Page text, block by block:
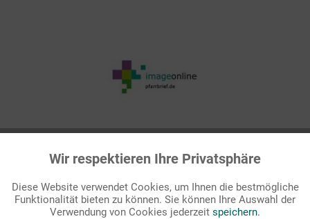
Passende Stichworte
Gesellschaft/Politik
Funktionale Aktiv
Marketing Inaktiv
Wir respektieren Ihre Privatsphäre
Diese Website verwendet Cookies, um Ihnen die bestmögliche
Funktionalität bieten zu können. Sie können Ihre Auswahl der
Verwendung von Cookies jederzeit speichern.